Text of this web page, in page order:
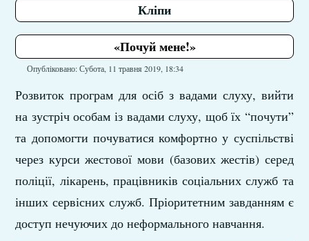
Кліпи
«Почуй мене!»
Опубліковано: Субота, 11 травня 2019, 18:34
Розвиток програм для осіб з вадами слуху, вийти
на зустріч особам із вадами слуху, щоб їх “почути”
та допомогти почуватися комфортно у суспільстві
через курси жестової мови (базових жестів) серед
поліції, лікарень, працівників соціальних служб та
інших сервісних служб. Пріоритетним завданням є
доступ нечуючих до неформального навчання.